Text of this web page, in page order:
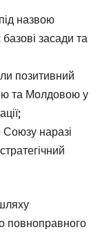
назвою
засади та
позитивний
та Молдовою у
наразі
повноправного